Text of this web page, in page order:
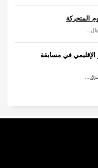
المتحركة
في مسابقة